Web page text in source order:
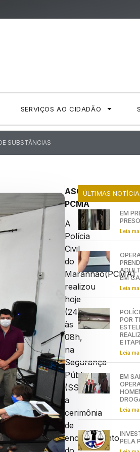
SERVIÇOS AO CIDADÃO
SUBSTÂNCIAS
ASCOM
PCMA
A
Polícia
Civil
do
Maranhão(PCMA)
realizou
hoje
(24),
às
08h,
na
Segurança
Pública
(SSP/MA)
a
cerimônia
de
encerramento
ÚLTIMAS
EM
Leia
EM
Leia
POR
E
Leia
EM
Leia
PELA